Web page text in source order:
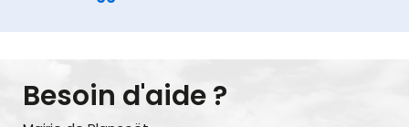
Besoin d'aide ?